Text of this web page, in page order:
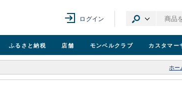
ログイン
ふるさと納税 店舗 モンベルクラブ カスタマー
ホー